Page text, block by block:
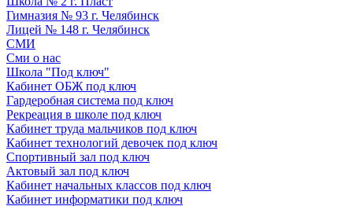
Гимназия № 93 г. Челябинск
Лицей № 148 г. Челябинск
СМИ
Сми о нас
Школа "Под ключ"
Кабинет ОБЖ под ключ
Гардеробная система под ключ
Рекреация в школе под ключ
Кабинет труда мальчиков под ключ
Кабинет технологий девочек под ключ
Спортивный зал под ключ
Актовый зал под ключ
Кабинет начальных классов под ключ
Кабинет информатики под ключ